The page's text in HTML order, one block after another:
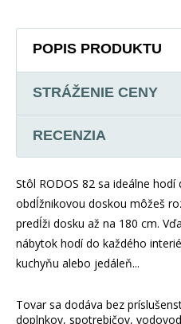
POPIS PRODUKTU
STRÁŽENIE CENY
RECENZIA
Stôl RODOS 82 sa ideálne
obdĺžnikovou doskou môžeš
predĺži dosku až na 180 cm.
nábytok hodí do každého
kuchyňu alebo jedáleň...
Tovar sa dodáva bez
doplnkov, spotrebičov,